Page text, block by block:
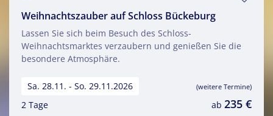
Weihnachtszauber auf Schloss Bückeburg
Lassen Sie sich beim Besuch des Schloss-
Weihnachtsmarktes verzaubern und genießen Sie die
besondere Atmosphäre.
Sa. 28.11. - So. 29.11.2026 (weitere Termine)
2 Tage ab 235 €